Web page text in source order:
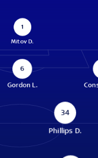
1
Mitov D.
6
Gordon L.
34
Phillips D.